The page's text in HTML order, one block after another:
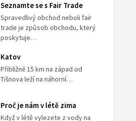
Seznamte se s Fair Trade
Spravedlivý obchod neboli fair
trade je způsob obchodu, který
poskytuje…
Katov
Přibližně 15 km na západ od
Tišnova leží na náhorní…
Proč je nám v létě zima
Když v létě vylezete z vody na